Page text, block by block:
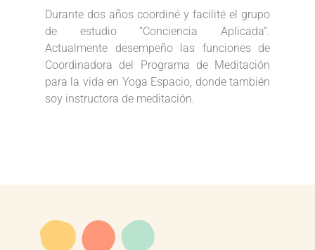
Durante dos años coordiné y facilité el grupo
de estudio “Conciencia Aplicada”.
Actualmente desempeño las funciones de
Coordinadora del Programa de Meditación
para la vida en Yoga Espacio, donde también
soy instructora de meditación.